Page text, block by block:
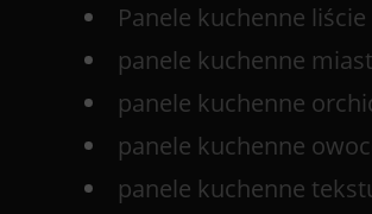
Panele kuchenne liście
panele kuchenne
panele kuchenne
panele kuchenne
panele kuchenne